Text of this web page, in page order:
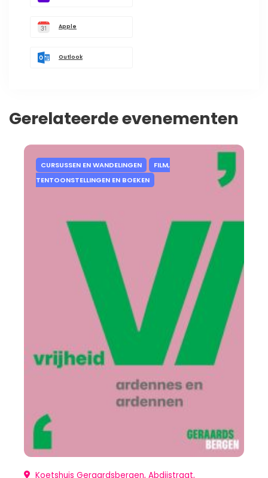
Apple
Outlook
Gerelateerde evenementen
CURSUSSEN EN WANDELINGEN
FILM,
TENTOONSTELLINGEN EN BOEKEN
Koetshuis Geraardsbergen, Abdijstraat,